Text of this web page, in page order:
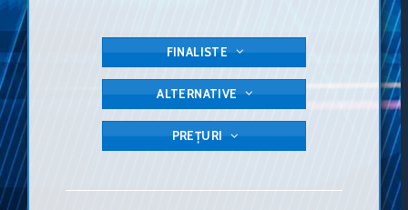
FINALISTE
ALTERNATIVE
PREȚURI